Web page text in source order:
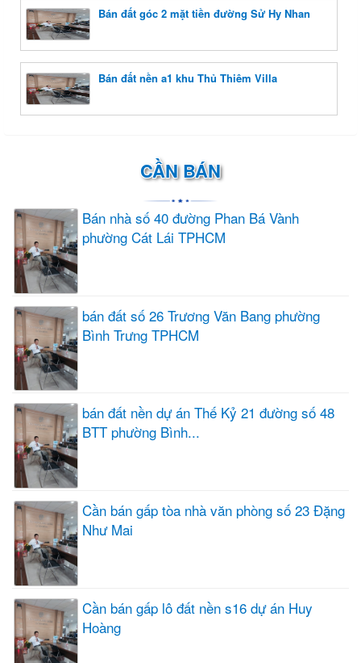
Bán đất góc 2 mặt tiền đường Sử Hy Nhan
Bán đất nền a1 khu Thủ Thiêm Villa
CẦN BÁN
Bán nhà số 40 đường Phan Bá Vành
phường Cát Lái TPHCM
bán đất số 26 Trương Văn Bang phường
Bình Trưng TPHCM
bán đất nền dự án Thế Kỷ 21 đường số 48
BTT phường Bình...
Cần bán gấp tòa nhà văn phòng số 23 Đặng
Như Mai
Cần bán gấp lô đất nền s16 dự án Huy
Hoàng